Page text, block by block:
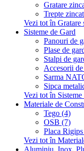
Gratare
Trepte
Vezi tot în Gratare
Sisteme de Gard
Panouri de
Plase de
Stalpi de
Accesorii
Sarma
Sipca
Vezi tot în Sisteme
Materiale de
Tego (4)
OSB (7)
Placa
Vezi tot în
Aluminiu, Inox,